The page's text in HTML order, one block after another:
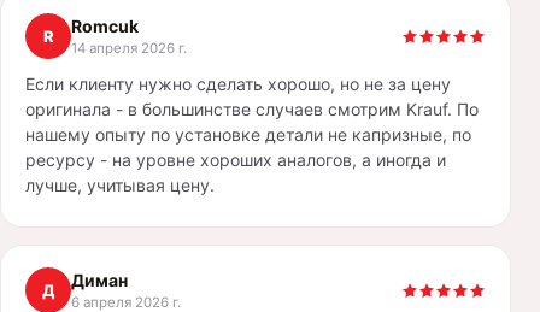
R Romcuk
14 апреля 2026 г.
Если клиенту нужно сделать хорошо, но не за цену
оригинала - в большинстве случаев смотрим Krauf. По
нашему опыту по установке детали не капризные, по
ресурсу - на уровне хороших аналогов, а иногда и
лучше, учитывая цену.
Д Диман
6 апреля 2026 г.